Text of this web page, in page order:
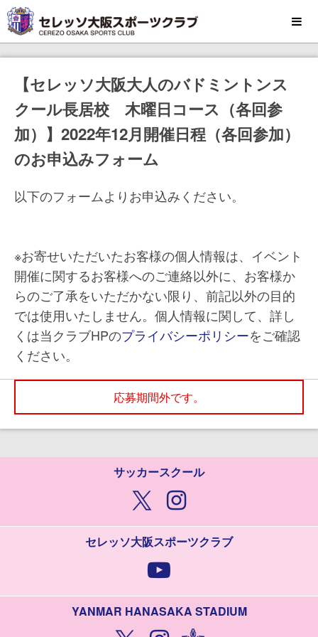
MENU
【セレッソ大阪大人のバドミントンス
クール長居校 木曜日コース（各回参
加）】2022年12月開催日程（各回参加）
のお申込みフォーム
以下のフォームよりお申込みください。
※お寄せいただいたお客様の個人情報は、イベント
開催に関するお客様へのご連絡以外に、お客様か
らのご了承をいただかない限り、前記以外の目的
では使用いたしません。個人情報に関して、詳し
くは当クラブHPのプライバシーポリシーをご確認
ください。
応募期間外です。
サッカースクール
セレッソ大阪スポーツクラブ
YANMAR HANASAKA STADIUM